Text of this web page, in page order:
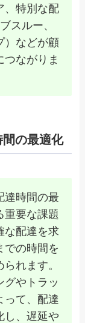
、特別な配
スルー、
）などが顧
ながりま
の最適化
達時間の最
重要な課題
な配達を求
での時間を
れます。
グやトラッ
って、配達
し、遅延や